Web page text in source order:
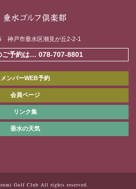
神戸市垂水区潮見が丘2-2-1
ご予約は… 078-707-8801
メンバーWEB予約
会員ページ
リンク集
垂水の天気
Golf Club All rights reserved.